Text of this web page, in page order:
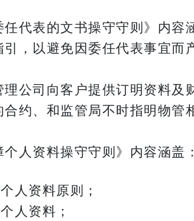
任代表的文书操守守则》内
，以避免因委任代表事宜而
理公司向客户提供订明资料
约、和监管局不时指明物管
人资料操守守则》内容涵盖：
人资料原则；
人资料；